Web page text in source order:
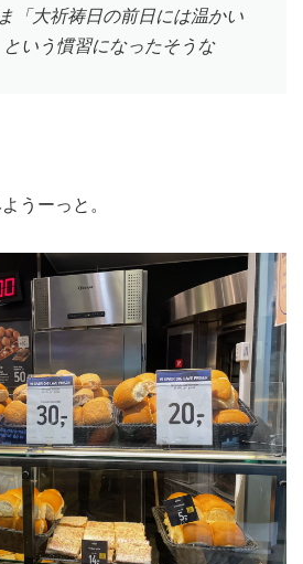
大祈祷日の前日には温かい
いう慣習になったそうな
うーっと。